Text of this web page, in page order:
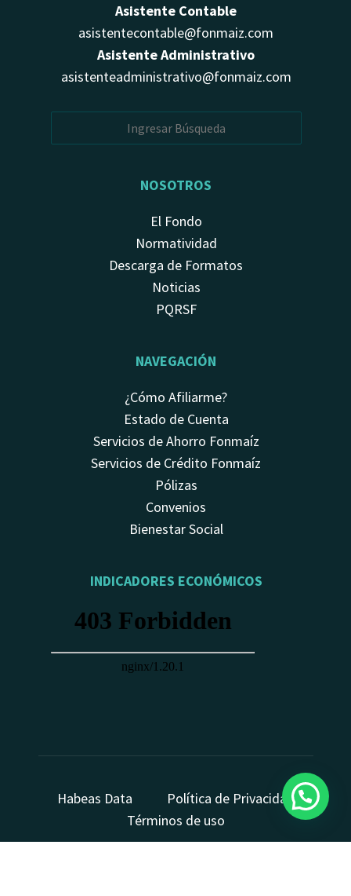
Asistente Contable
asistentecontable@fonmaiz.com
Asistente Administrativo
asistenteadministrativo@fonmaiz.com
NOSOTROS
El Fondo
Normatividad
Descarga de Formatos
Noticias
PQRSF
NAVEGACIÓN
¿Cómo Afiliarme?
Estado de Cuenta
Servicios de Ahorro Fonmaíz
Servicios de Crédito Fonmaíz
Pólizas
Convenios
Bienestar Social
INDICADORES ECONÓMICOS
Habeas Data
Política de Privacidad
Términos de uso